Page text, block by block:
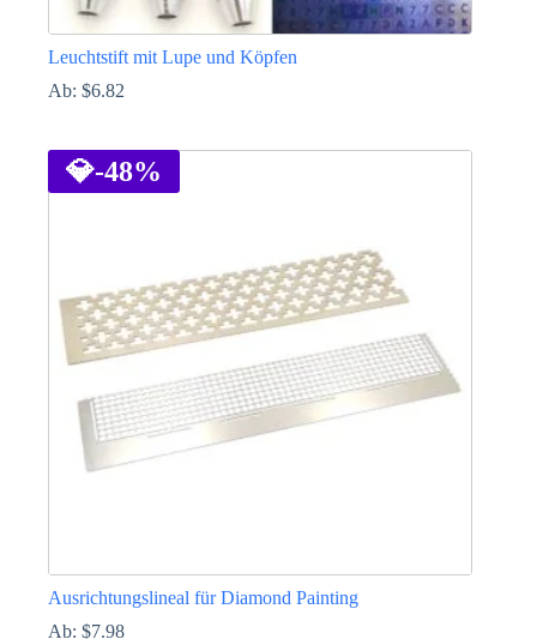
Leuchtstift mit Lupe und Köpfen
Ab: $6.82
Produkt
weist
mehrere
können
auf
der
Produktseite
werden
💎-48%
Ausrichtungslineal für Diamond Painting
Ab: $7.98